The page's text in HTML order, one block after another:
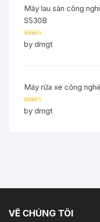
Máy lau sàn công
S530B
Rated5out
of 5
by dmgt
Máy rửa xe công
Rated5out
of 5
by dmgt
VỀ CHÚNG TÔI